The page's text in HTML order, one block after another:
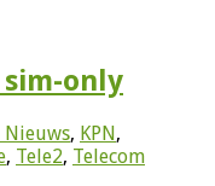
only
Nieuws, KPN ,
, Tele2, Telecom